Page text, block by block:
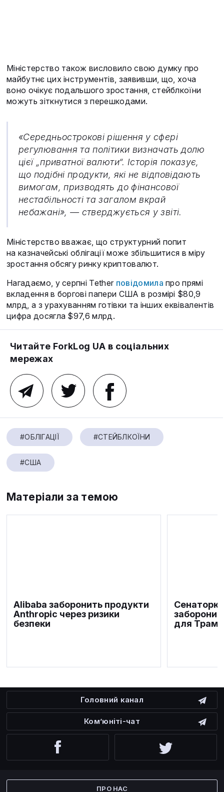
Міністерство також висловило свою думку про
майбутнє цих інструментів, заявивши, що, хоча
воно очікує подальшого зростання, стейблкоїни
можуть зіткнутися з перешкодами.
«Середньострокові рішення у сфері
регулювання та політики визначать долю
цієї „приватної валюти“. Історія показує,
що подібні продукти, які не відповідають
вимогам, призводять до фінансової
нестабільності та загалом вкрай
небажані», — стверджується у звіті.
Міністерство вважає, що структурний попит
на казначейські облігації може збільшитися в міру
зростання обсягу ринку криптовалют.
Нагадаємо, у серпні Tether повідомила про прямі
вкладення в боргові папери США в розмірі $80,9
млрд, а з урахуванням готівки та інших еквівалентів
цифра досягла $97,6 млрд.
Читайте ForkLog UA в соціальних
мережах
#ОБЛІГАЦІЇ #СТЕЙБЛКОЇНИ
#США
Матеріали за темою
Alibaba заборонить продукти
Anthropic через ризики
безпеки
для
Головний канал
Ком’юніті-чат
ПРО НАС